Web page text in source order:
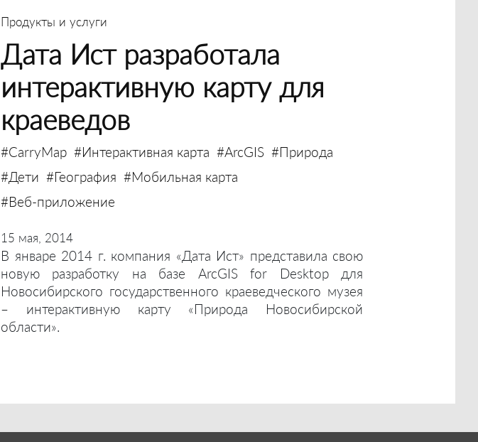
Продукты и услуги
Дата Ист разработала
интерактивную карту для
краеведов
#CarryMap #Интерактивная карта #ArcGIS #Природа
#Дети #География #Мобильная карта
#Веб-приложение
15 мая, 2014
В январе 2014 г. компания «Дата Ист» представила свою
новую разработку на базе ArcGIS for Desktop для
Новосибирского государственного краеведческого музея
– интерактивную карту «Природа Новосибирской
области».